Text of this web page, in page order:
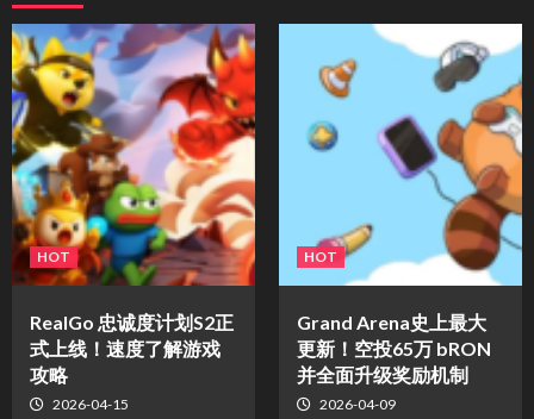
HOT
​RealGo 忠诚度计划S2正
式上线！速度了解游戏
攻略
2026-04-15
HOT
Grand Arena史上最大
更新！空投65万 bRON
并全面升级奖励机制
2026-04-09